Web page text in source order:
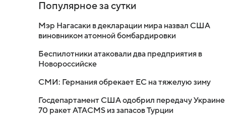
Популярное за сутки
Мэр Нагасаки в декларации мира назвал США
виновником атомной бомбардировки
Беспилотники атаковали два предприятия в
Новороссийске
СМИ: Германия обрекает ЕС на тяжелую зиму
Госдепартамент США одобрил передачу Украине
70 ракет ATACMS из запасов Турции